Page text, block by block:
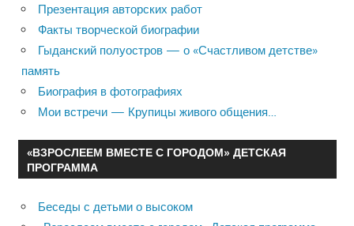
Презентация авторских работ
Факты творческой биографии
Гыданский полуостров — о «Счастливом детстве»
память
Биография в фотографиях
Мои встречи — Крупицы живого общения…
«ВЗРОСЛЕЕМ ВМЕСТЕ С ГОРОДОМ» ДЕТСКАЯ
ПРОГРАММА
Беседы с детьми о высоком